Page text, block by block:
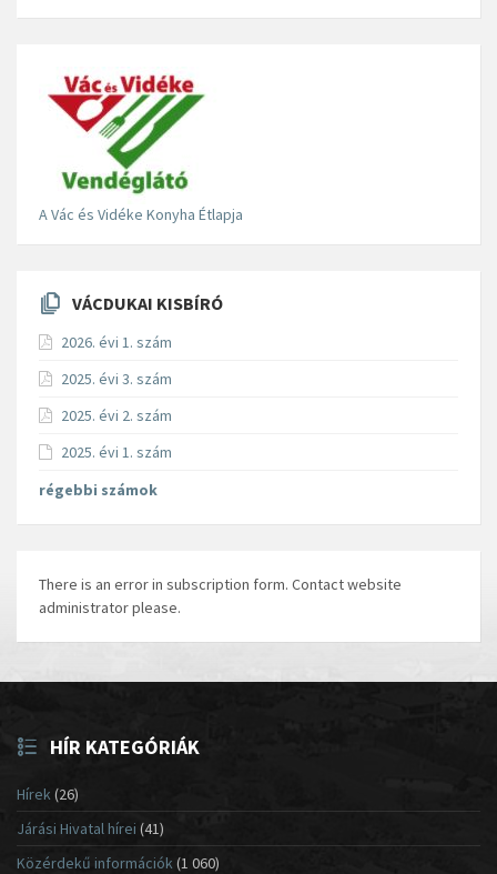
A Vác és Vidéke Konyha Étlapja
VÁCDUKAI KISBÍRÓ
2026. évi 1. szám
2025. évi 3. szám
2025. évi 2. szám
2025. évi 1. szám
régebbi számok
There is an error in subscription form. Contact website
administrator please.
HÍR KATEGÓRIÁK
Hírek(26)
Járási Hivatal hírei (41)
Közérdekű információk(1 060)